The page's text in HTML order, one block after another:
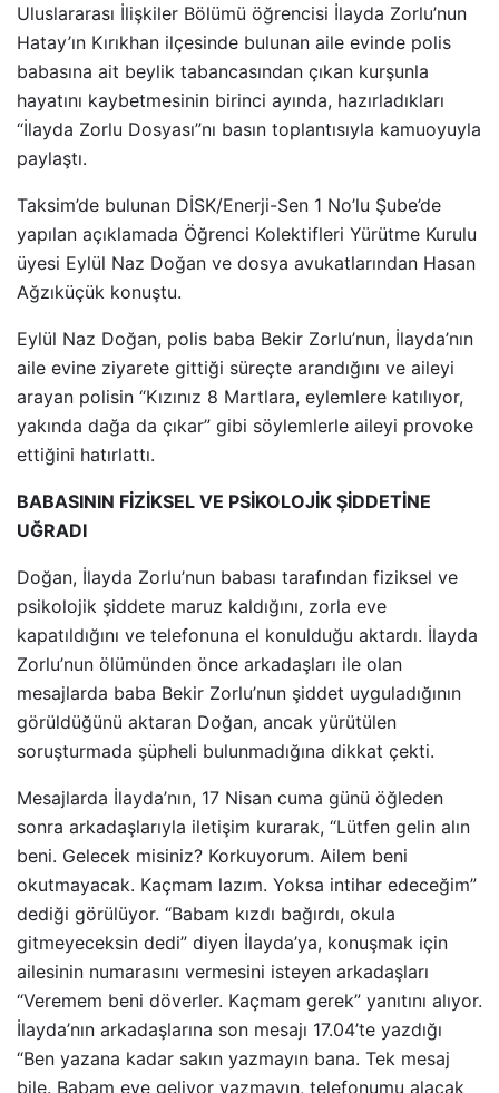
Uluslararası İlişkiler Bölümü öğrencisi İlayda Zorlu’nun
Hatay’ın Kırıkhan ilçesinde bulunan aile evinde polis
babasına ait beylik tabancasından çıkan kurşunla
hayatını kaybetmesinin birinci ayında, hazırladıkları
“İlayda Zorlu Dosyası”nı basın toplantısıyla kamuoyuyla
paylaştı.
Taksim’de bulunan DİSK/Enerji-Sen 1 No’lu Şube’de
yapılan açıklamada Öğrenci Kolektifleri Yürütme Kurulu
üyesi Eylül Naz Doğan ve dosya avukatlarından Hasan
Ağzıküçük konuştu.
Eylül Naz Doğan, polis baba Bekir Zorlu’nun, İlayda’nın
aile evine ziyarete gittiği süreçte arandığını ve aileyi
arayan polisin “Kızınız 8 Martlara, eylemlere katılıyor,
yakında dağa da çıkar” gibi söylemlerle aileyi provoke
ettiğini hatırlattı.
BABASININ FİZİKSEL VE PSİKOLOJİK ŞİDDETİNE
UĞRADI
Doğan, İlayda Zorlu’nun babası tarafından fiziksel ve
psikolojik şiddete maruz kaldığını, zorla eve
kapatıldığını ve telefonuna el konulduğu aktardı. İlayda
Zorlu’nun ölümünden önce arkadaşları ile olan
mesajlarda baba Bekir Zorlu’nun şiddet uyguladığının
görüldüğünü aktaran Doğan, ancak yürütülen
soruşturmada şüpheli bulunmadığına dikkat çekti.
Mesajlarda İlayda’nın, 17 Nisan cuma günü öğleden
sonra arkadaşlarıyla iletişim kurarak, “Lütfen gelin alın
beni. Gelecek misiniz? Korkuyorum. Ailem beni
okutmayacak. Kaçmam lazım. Yoksa intihar edeceğim”
dediği görülüyor. “Babam kızdı bağırdı, okula
gitmeyeceksin dedi” diyen İlayda’ya, konuşmak için
ailesinin numarasını vermesini isteyen arkadaşları
“Veremem beni döverler. Kaçmam gerek” yanıtını alıyor.
İlayda’nın arkadaşlarına son mesajı 17.04’te yazdığı
“Ben yazana kadar sakın yazmayın bana. Tek mesaj
bile. Babam eve geliyor yazmayın, telefonumu alacak